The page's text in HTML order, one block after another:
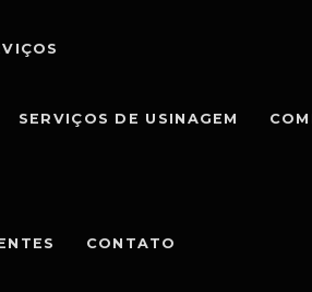
SERVIÇOS DE USINAGEM
CONTATO